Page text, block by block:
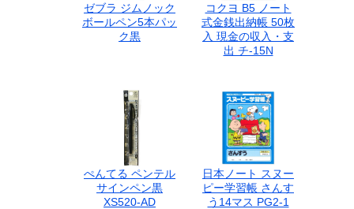
ゼブラ ジムノック
ボールペン5本パッ
ク黒
コクヨ B5 ノート
式金銭出納帳 50枚
入 現金の収入・支
出 チ-15N
ぺんてる ペンテル
サインペン黒
XS520-AD
日本ノート スヌー
ピー学習帳 さんす
う14マス PG2-1